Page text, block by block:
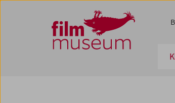
Zum Inhalt
Zum Hauptmenü
Zur Servicenavigation
Zum Suche